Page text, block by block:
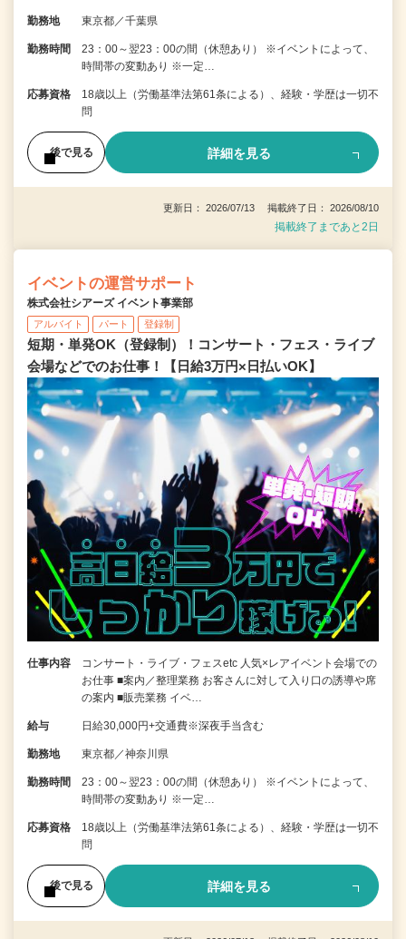
勤務地 東京都／千葉県
勤務時間
23：00～翌23：00の間（休憩あり） ※イベントによって、
時間帯の変動あり ※一定…
応募資格
18歳以上（労働基準法第61条による）、経験・学歴は一切不
問
後で見る 詳細を見る
更新日： 2026/07/13 掲載終了日： 2026/08/10
掲載終了まであと2日
イベントの運営サポート
株式会社シアーズ イベント事業部
アルバイト パート 登録制
短期・単発OK（登録制）！コンサート・フェス・ライブ
会場などでのお仕事！【日給3万円×日払いOK】
仕事内容
コンサート・ライブ・フェスetc 人気×レアイベント会場での
お仕事 ■案内／整理業務 お客さんに対して入り口の誘導や席
の案内 ■販売業務 イベ…
給与 日給30,000円+交通費※深夜手当含む
勤務地 東京都／神奈川県
勤務時間
23：00～翌23：00の間（休憩あり） ※イベントによって、
時間帯の変動あり ※一定…
応募資格
18歳以上（労働基準法第61条による）、経験・学歴は一切不
問
後で見る 詳細を見る